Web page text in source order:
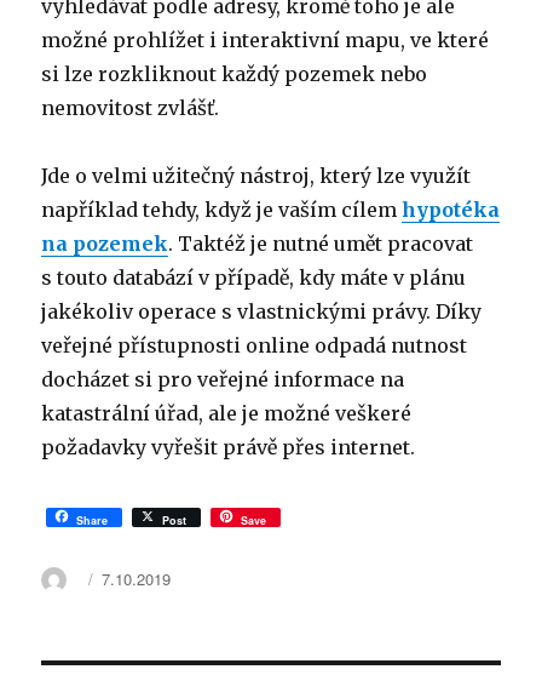
vyhledávat podle adresy, kromě toho je ale
možné prohlížet i interaktivní mapu, ve které
si lze rozkliknout každý pozemek nebo
nemovitost zvlášť.
Jde o velmi užitečný nástroj, který lze využít
například tehdy, když je vaším cílemhypotéka
na pozemek. Taktéž je nutné umět pracovat
s touto databází v případě, kdy máte v plánu
jakékoliv operace s vlastnickými právy. Díky
veřejné přístupnosti online odpadá nutnost
docházet si pro veřejné informace na
katastrální úřad, ale je možné veškeré
požadavky vyřešit právě přes internet.
Share Post Save
Autor:Publikováno:
7.10.2019